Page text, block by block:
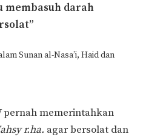
membasuh darah
Sunan al-Nasa’i, Haid dan
pernah memerintahkan
r.ha. agar bersolat dan